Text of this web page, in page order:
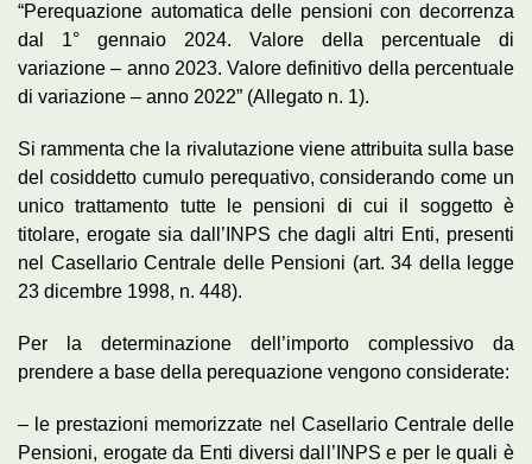
“Perequazione automatica delle pensioni con decorrenza
dal 1° gennaio 2024. Valore della percentuale di
variazione – anno 2023. Valore definitivo della percentuale
di variazione – anno 2022” (Allegato n. 1).
Si rammenta che la rivalutazione viene attribuita sulla base
del cosiddetto cumulo perequativo, considerando come un
unico trattamento tutte le pensioni di cui il soggetto è
titolare, erogate sia dall’INPS che dagli altri Enti, presenti
nel Casellario Centrale delle Pensioni (art. 34 della legge
23 dicembre 1998, n. 448).
Per la determinazione dell’importo complessivo da
prendere a base della perequazione vengono considerate:
– le prestazioni memorizzate nel Casellario Centrale delle
Pensioni, erogate da Enti diversi dall’INPS e per le quali è